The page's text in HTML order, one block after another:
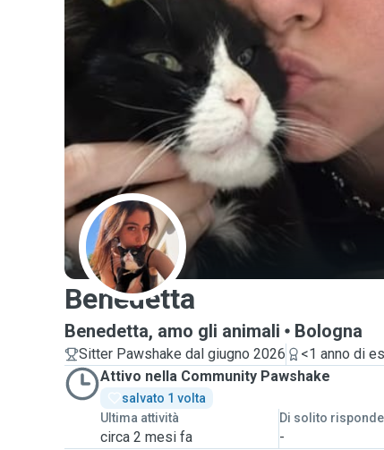
B
Benedetta
Benedetta, amo gli animali Bologna
Sitter Pawshake dal giugno 2026
<1 anno di
Attivo nella Community Pawshake
salvato 1 volta
Ultima attività
circa 2 mesi fa
Di solito risponde
-